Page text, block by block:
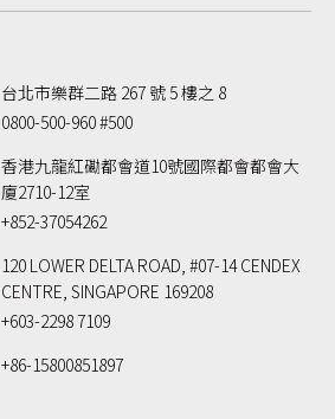
台北市樂群二路 267 號 5 樓之 8
0800-500-960 #500
香港九龍紅磡都會道10號國際都會都會大
廈2710-12室
+852-37054262
120 LOWER DELTA ROAD, #07-14 CENDEX
CENTRE, SINGAPORE 169208
+603-2298 7109
+86-15800851897